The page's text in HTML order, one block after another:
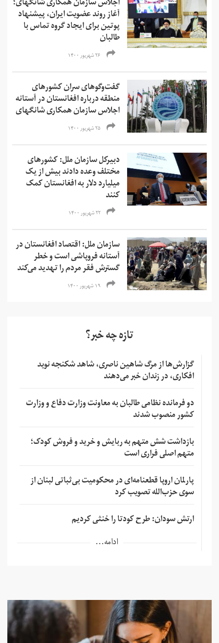
آغاز روند عضویت ایران، پیشنهاد
پوتین برای ایجاد گروه تماس با
طالبان
۲۶ شهریور ۱۴۰۰
گفت‌وگوهای سران کشورهای
منطقه درباره افغانستان در آستانه
اجلاس سازمان همکاری شانگهای
۲۵ شهریور ۱۴۰۰
دبیرکل سازمان ملل: کشورهای
مختلف وعده دادند بیش از یک
میلیارد دلار به افغانستان کمک
کنند
۲۲ شهریور ۱۴۰۰
سازمان ملل: اقتصاد افغانستان در
آستانه فروپاشی است و خطر
گسترش فقر مردم را تهدید می‌کند
۱۹ شهریور ۱۴۰۰
تازه چه خبر؟
گزارش‌ها از مرگ شاهین ناصری، شاهد شکنجه نوید
افکاری، در زندان خبر می‌دهند
دو فرمانده نظامی طالبان به معاونت وزارت دفاع و وزارت
کشور منصوب شدند
بازداشت شش متهم به ربایش و خرید و فروش کودک؛
متهم اصلی فراری است
پارلمان اروپا قطعنامه‌ای در محکومیت بی‌ثباتی لبنان از
سوی حزب‌الله تصویب کرد
ارتش سودان: طرح کودتا را خنثی کردیم
ادامه...